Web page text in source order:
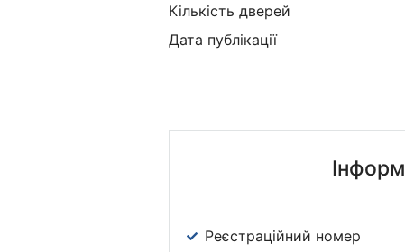
Кількість дверей
Дата публікації
Реєстраційний номер